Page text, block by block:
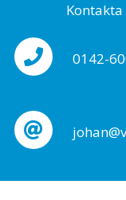
0142-